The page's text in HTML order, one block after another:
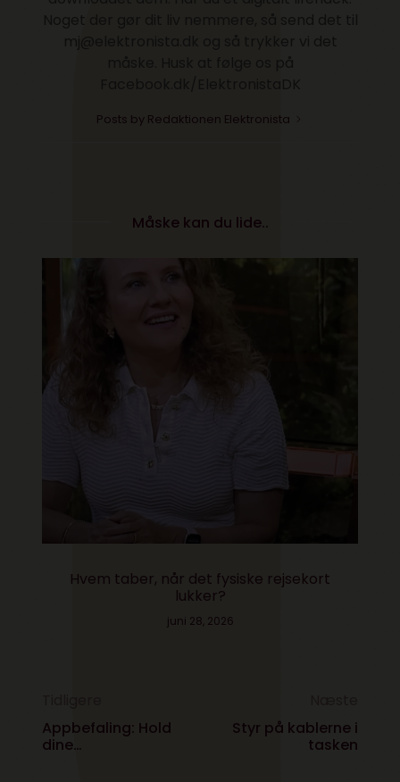
Posts by Redaktionen Elektronista
Måske kan du lide..
Hvem taber, når det fysiske rejsekort
lukker?
juni 28, 2026
Appbefaling: Hold
dine
Styr på kablerne i
tasken